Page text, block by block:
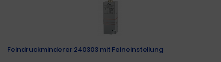
Feindruckminderer 240303 mit Feineinstellung